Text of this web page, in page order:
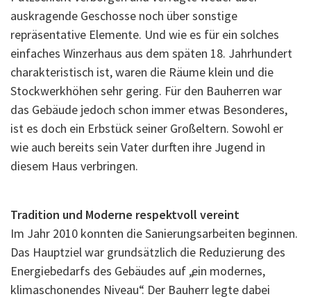
auskragende Geschosse noch über sonstige
repräsentative Elemente. Und wie es für ein solches
einfaches Winzerhaus aus dem späten 18. Jahrhundert
charakteristisch ist, waren die Räume klein und die
Stockwerkhöhen sehr gering. Für den Bauherren war
das Gebäude jedoch schon immer etwas Besonderes,
ist es doch ein Erbstück seiner Großeltern. Sowohl er
wie auch bereits sein Vater durften ihre Jugend in
diesem Haus verbringen.
Tradition und Moderne respektvoll vereint
Im Jahr 2010 konnten die Sanierungsarbeiten beginnen.
Das Hauptziel war grundsätzlich die Reduzierung des
Energiebedarfs des Gebäudes auf „ein modernes,
klimaschonendes Niveau“. Der Bauherr legte dabei